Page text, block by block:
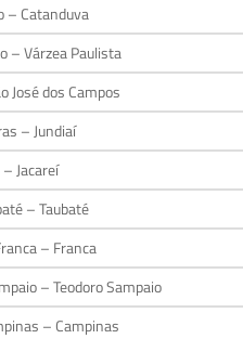
– Catanduva
– Várzea Paulista
José dos Campos
– Jundiaí
Jacareí
– Taubaté
– Franca
– Teodoro Sampaio
– Campinas